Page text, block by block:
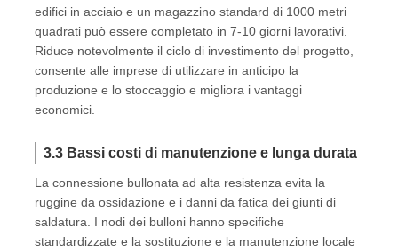
edifici in acciaio e un magazzino standard di 1000 metri
quadrati può essere completato in 7-10 giorni lavorativi.
Riduce notevolmente il ciclo di investimento del progetto,
consente alle imprese di utilizzare in anticipo la
produzione e lo stoccaggio e migliora i vantaggi
economici.
3.3 Bassi costi di manutenzione e lunga durata
La connessione bullonata ad alta resistenza evita la
ruggine da ossidazione e i danni da fatica dei giunti di
saldatura. I nodi dei bulloni hanno specifiche
standardizzate e la sostituzione e la manutenzione locale